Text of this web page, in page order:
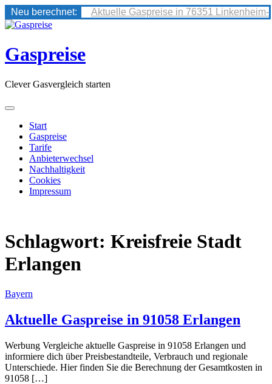
Neu berechnet:
Aktuelle Gaspreise in 76351 Linkenheim-
Skip
content
Gaspreise
Clever Gasvergleich starten
Start
Gaspreise
Tarife
Anbieterwechsel
Nachhaltigkeit
Cookies
Impressum
Schlagwort: Kreisfreie Stadt
Erlangen
Bayern
Aktuelle Gaspreise in 91058 Erlangen
Werbung Vergleiche aktuelle Gaspreise in 91058 Erlangen und
informiere dich über Preisbestandteile, Verbrauch und regionale
Unterschiede. Hier finden Sie die Berechnung der Gesamtkosten in
91058 […]